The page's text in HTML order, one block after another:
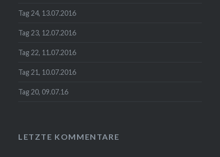
Tag 24, 13.07.2016
Tag 23, 12.07.2016
Tag 22, 11.07.2016
Tag 21, 10.07.2016
Tag 20, 09.07.16
LETZTE KOMMENTARE